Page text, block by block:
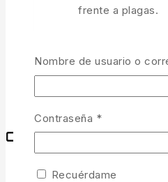
frente a plagas.
cantidad de
Comprar por
Nombre de usuario o
Contraseña *Obligatorio
Recuérdame